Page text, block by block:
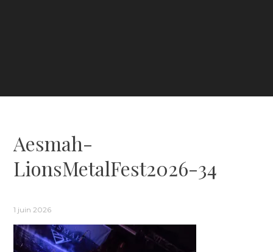
Aesmah-
LionsMetalFest2026-34
1 juin 2026